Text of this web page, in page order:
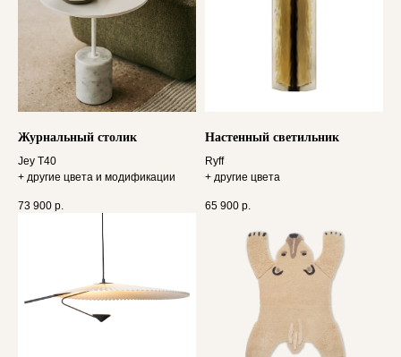
Журнальный столик
Jey T40
+ другие цвета и модификации
73 900 р.
Настенный светильник
Ryff
+ другие цвета
65 900 р.